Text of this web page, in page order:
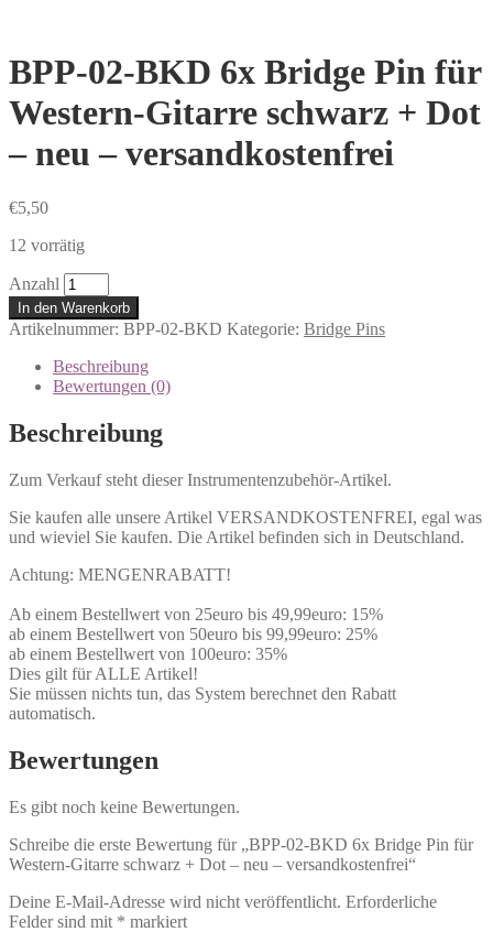
BPP-02-BKD 6x Bridge Pin für
Western-Gitarre schwarz + Dot
– neu – versandkostenfrei
€5,50
12 vorrätig
Anzahl
In den Warenkorb
Artikelnummer: BPP-02-BKD Kategorie: Bridge Pins
Beschreibung
Bewertungen (0)
Beschreibung
Zum Verkauf steht dieser Instrumentenzubehör-Artikel.
Sie kaufen alle unsere Artikel VERSANDKOSTENFREI, egal was
und wieviel Sie kaufen. Die Artikel befinden sich in Deutschland.
Achtung: MENGENRABATT!
Ab einem Bestellwert von 25euro bis 49,99euro: 15%
ab einem Bestellwert von 50euro bis 99,99euro: 25%
ab einem Bestellwert von 100euro: 35%
Dies gilt für ALLE Artikel!
Sie müssen nichts tun, das System berechnet den Rabatt
automatisch.
Bewertungen
Es gibt noch keine Bewertungen.
Schreibe die erste Bewertung für „BPP-02-BKD 6x Bridge Pin für
Western-Gitarre schwarz + Dot – neu – versandkostenfrei“
Deine E-Mail-Adresse wird nicht veröffentlicht. Erforderliche
Felder sind mit * markiert